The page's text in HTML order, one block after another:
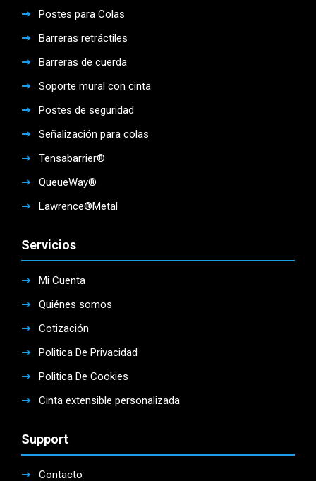
Postes para Colas
Barreras retráctiles
Barreras de cuerda
Soporte mural con cinta
Postes de seguridad
Señalización para colas
Tensabarrier®
QueueWay®
Lawrence®Metal
Servicios
Mi Cuenta
Quiénes somos
Cotización
Politica De Privacidad
Politica De Cookies
Cinta extensible personalizada
Support
Contacto